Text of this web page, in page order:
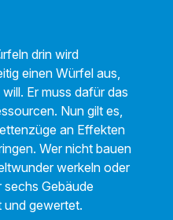
drin wird
einen Würfel aus,
Er muss dafür das
Nun gilt es,
an Effekten
Wer nicht bauen
werkeln oder
sechs Gebäude
und gewertet.